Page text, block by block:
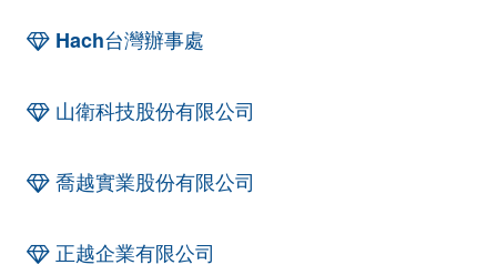
Hach台灣辦事處
山衛科技股份有限公司
喬越實業股份有限公司
正越企業有限公司